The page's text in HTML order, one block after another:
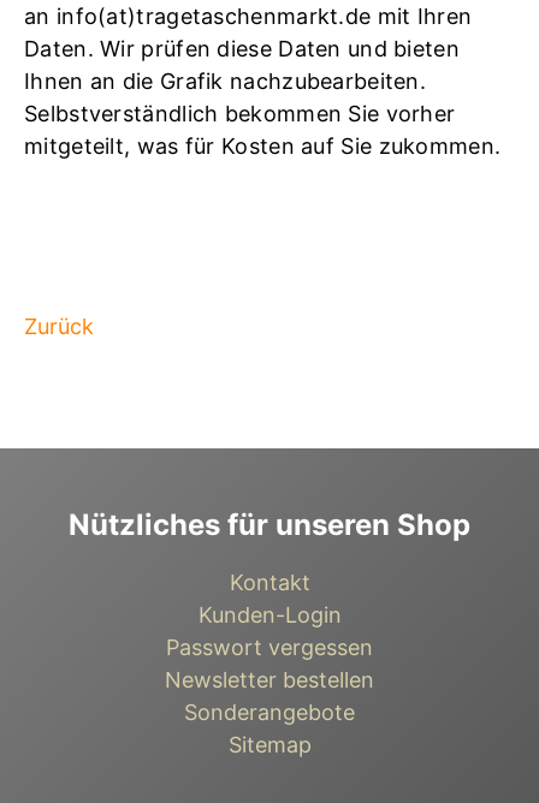
an info(at)tragetaschenmarkt.de mit Ihren
Daten. Wir prüfen diese Daten und bieten
Ihnen an die Grafik nachzubearbeiten.
Selbstverständlich bekommen Sie vorher
mitgeteilt, was für Kosten auf Sie zukommen.
Zurück
Nützliches für unseren Shop
Kontakt
Kunden-Login
Passwort vergessen
Newsletter bestellen
Sonderangebote
Sitemap